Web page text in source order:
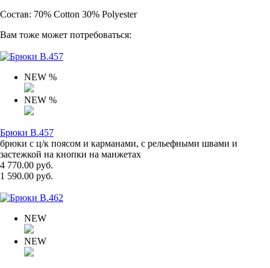
Состав: 70% Cotton 30% Polyester
Вам тоже может потребоваться:
NEW %
NEW %
Брюки B.457
брюки с ц/к поясом и карманами, с рельефными швами и
застежкой на кнопки на манжетах
4 770.00 руб.
1 590.00 руб.
NEW
NEW